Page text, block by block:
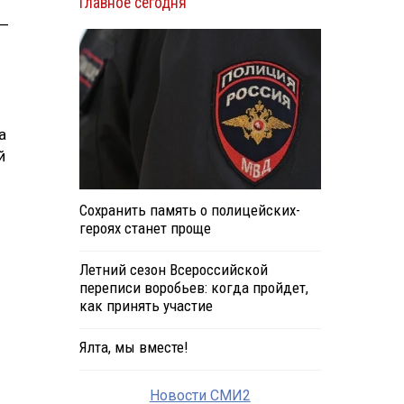
Сохранить память о полицейских-
героях станет проще
Летний сезон Всероссийской
переписи воробьев: когда пройдет,
как принять участие
Ялта, мы вместе!
Новости СМИ2